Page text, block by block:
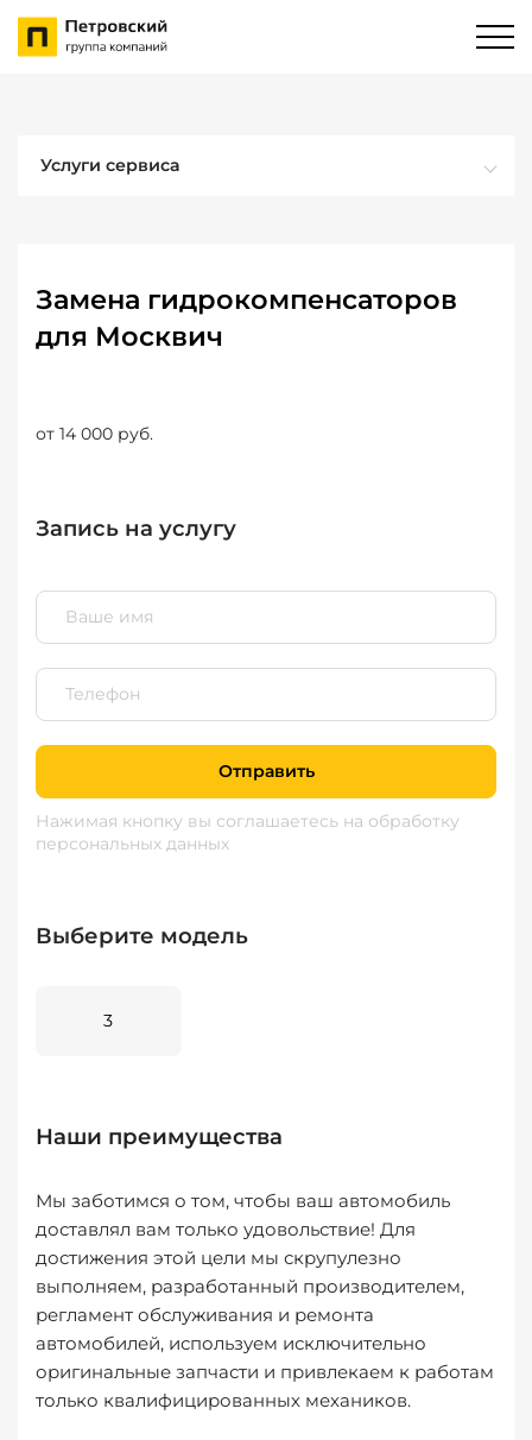
Услуги сервиса
Замена гидрокомпенсаторов
для Москвич
от 14 000 руб.
Запись на услугу
Отправить
Нажимая кнопку вы соглашаетесь на обработку
персональных данных
Выберите модель
3
Наши преимущества
Мы заботимся о том, чтобы ваш автомобиль
доставлял вам только удовольствие! Для
достижения этой цели мы скрупулезно
выполняем, разработанный производителем,
регламент обслуживания и ремонта
автомобилей, используем исключительно
оригинальные запчасти и привлекаем к работам
только квалифицированных механиков.